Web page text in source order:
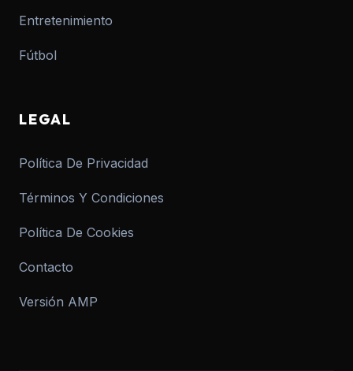
Entretenimiento
Fútbol
LEGAL
Política De Privacidad
Términos Y Condiciones
Política De Cookies
Contacto
Versión AMP